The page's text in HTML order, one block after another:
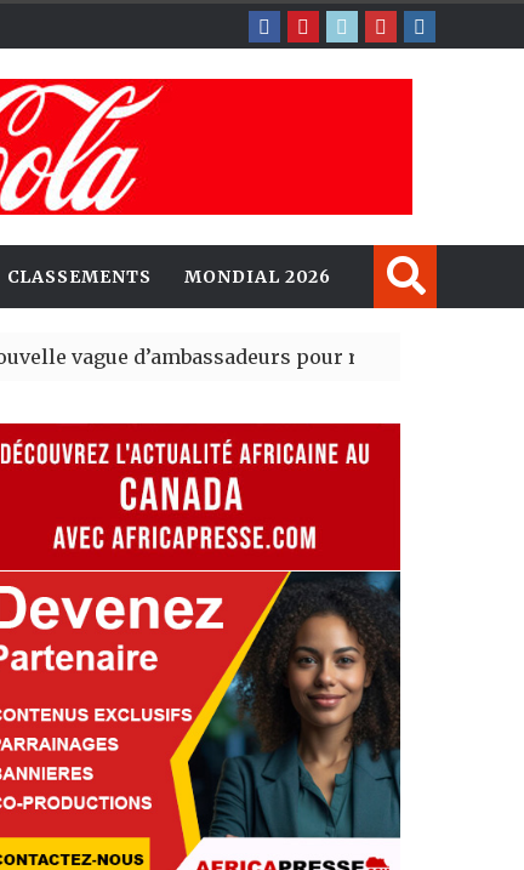
CLASSEMENTS MONDIAL 2026
d’ambassadeurs pour renforcer la présence